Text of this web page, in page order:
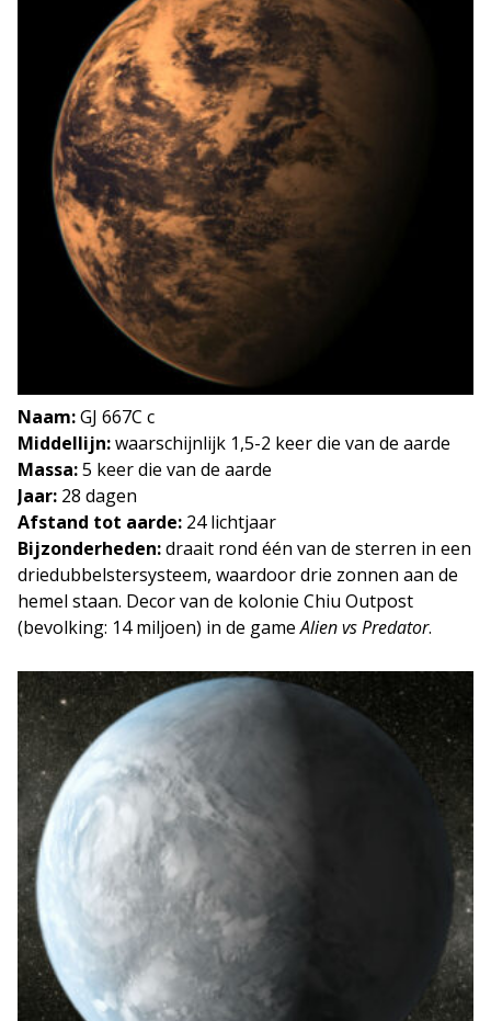
Naam:GJ 667C c
Middellijn:waarschijnlijk 1,5-2 keer die van de aarde
Massa:5 keer die van de aarde
Jaar: 28 dagen
Afstand tot aarde: 24 lichtjaar
Bijzonderheden:draait rond één van de sterren in een
driedubbelstersysteem, waardoor drie zonnen aan de
hemel staan. Decor van de kolonie Chiu Outpost
(bevolking: 14 miljoen) in de gameAlien vs Predator.